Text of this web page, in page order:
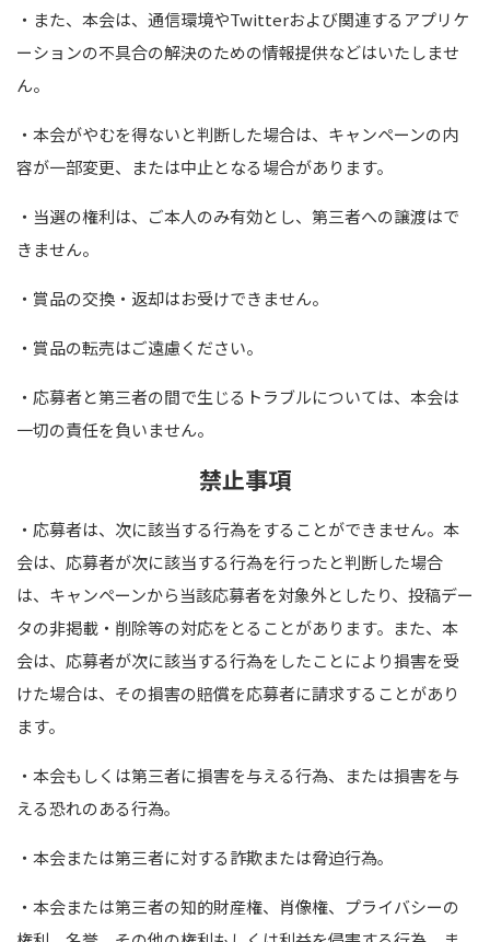
・また、本会は、通信環境やTwitterおよび関連するアプリケ
ーションの不具合の解決のための情報提供などはいたしませ
ん。
・本会がやむを得ないと判断した場合は、キャンペーンの内
容が一部変更、または中止となる場合があります。
・当選の権利は、ご本人のみ有効とし、第三者への譲渡はで
きません。
・賞品の交換・返却はお受けできません。
・賞品の転売はご遠慮ください。
・応募者と第三者の間で生じるトラブルについては、本会は
一切の責任を負いません。
禁止事項
・応募者は、次に該当する行為をすることができません。本
会は、応募者が次に該当する行為を行ったと判断した場合
は、キャンペーンから当該応募者を対象外としたり、投稿デー
タの非掲載・削除等の対応をとることがあります。また、本
会は、応募者が次に該当する行為をしたことにより損害を受
けた場合は、その損害の賠償を応募者に請求することがあり
ます。
・本会もしくは第三者に損害を与える行為、または損害を与
える恐れのある行為｡
・本会または第三者に対する詐欺または脅迫行為｡
・本会または第三者の知的財産権、肖像権、プライバシーの